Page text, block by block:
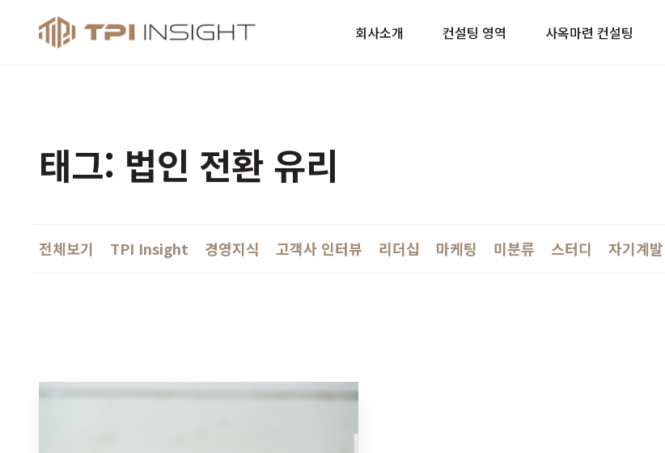
티피아이 인사이트회사소개 컨설팅 영역 사옥마련 컨설팅
태그: 법인 전환 유리
전체보기 TPI Insight 경영지식 고객사 인터뷰 리더십 마케팅 미분류 스터디 자기계발